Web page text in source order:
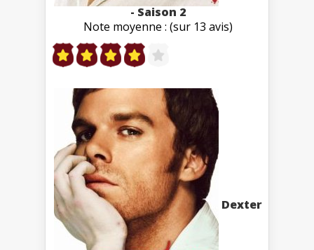
- Saison 2
Note moyenne : (sur 13 avis)
Dexter